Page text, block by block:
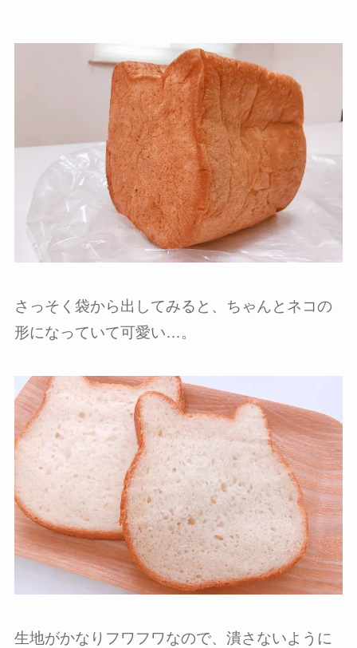
さっそく袋から出してみると、ちゃんとネコの
形になっていて可愛い…。
生地がかなりフワフワなので、潰さないように